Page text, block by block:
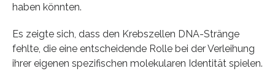
haben könnten.
Es zeigte sich, dass den Krebszellen DNA-Stränge
fehlte, die eine entscheidende Rolle bei der Verleihung
ihrer eigenen spezifischen molekularen Identität spielen.